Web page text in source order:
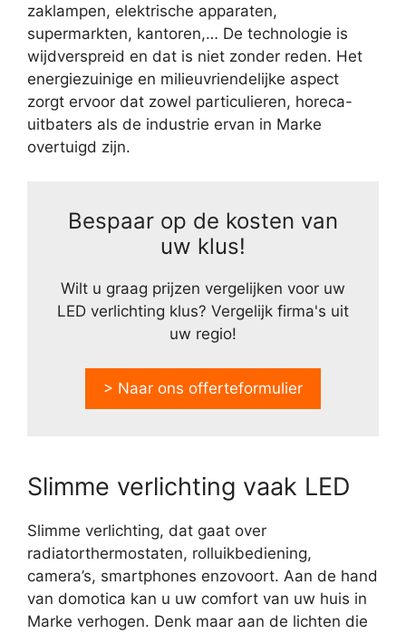
zaklampen, elektrische apparaten,
supermarkten, kantoren,… De technologie is
wijdverspreid en dat is niet zonder reden. Het
energiezuinige en milieuvriendelijke aspect
zorgt ervoor dat zowel particulieren, horeca-
uitbaters als de industrie ervan in Marke
overtuigd zijn.
Bespaar op de kosten van
uw klus!
Wilt u graag prijzen vergelijken voor uw
LED verlichting klus? Vergelijk firma's uit
uw regio!
> Naar ons offerteformulier
Slimme verlichting vaak LED
Slimme verlichting, dat gaat over
radiatorthermostaten, rolluikbediening,
camera’s, smartphones enzovoort. Aan de hand
van domotica kan u uw comfort van uw huis in
Marke verhogen. Denk maar aan de lichten die